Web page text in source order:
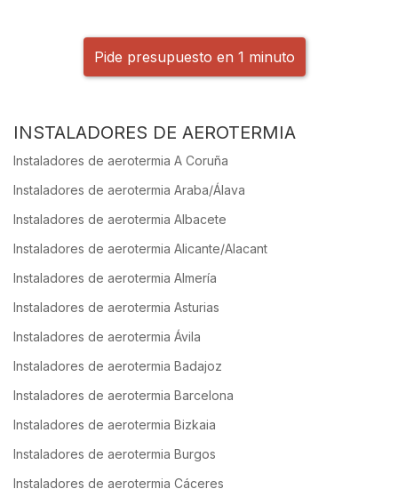
Pide presupuesto en 1 minuto
INSTALADORES DE AEROTERMIA
Instaladores de aerotermia A Coruña
Instaladores de aerotermia Araba/Álava
Instaladores de aerotermia Albacete
Instaladores de aerotermia Alicante/Alacant
Instaladores de aerotermia Almería
Instaladores de aerotermia Asturias
Instaladores de aerotermia Ávila
Instaladores de aerotermia Badajoz
Instaladores de aerotermia Barcelona
Instaladores de aerotermia Bizkaia
Instaladores de aerotermia Burgos
Instaladores de aerotermia Cáceres